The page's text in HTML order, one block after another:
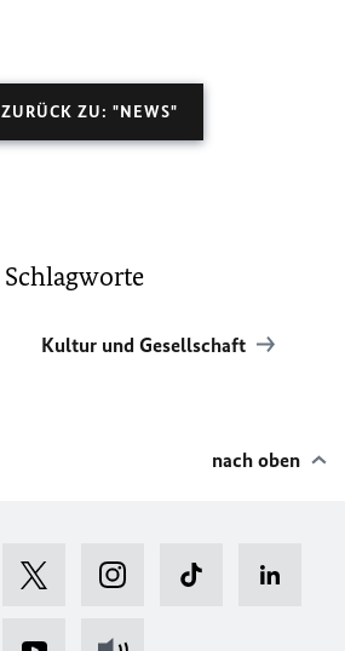
ZURÜCK ZU: "NEWS"
Schlagworte
Kultur und Gesellschaft
nach oben